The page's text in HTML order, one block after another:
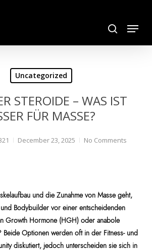
Menu
Uncategorized
STEROIDE – WAS IST
FÜR MASSE?
December 23, 2025 No Comments
und die Zunahme von Masse geht,
Bodybuilder vor einer entscheidenden
Growth Hormone (HGH) oder anabole
Beide Optionen werden oft in der Fitness- und
diskutiert, jedoch unterscheiden sie sich in
Close
Menu